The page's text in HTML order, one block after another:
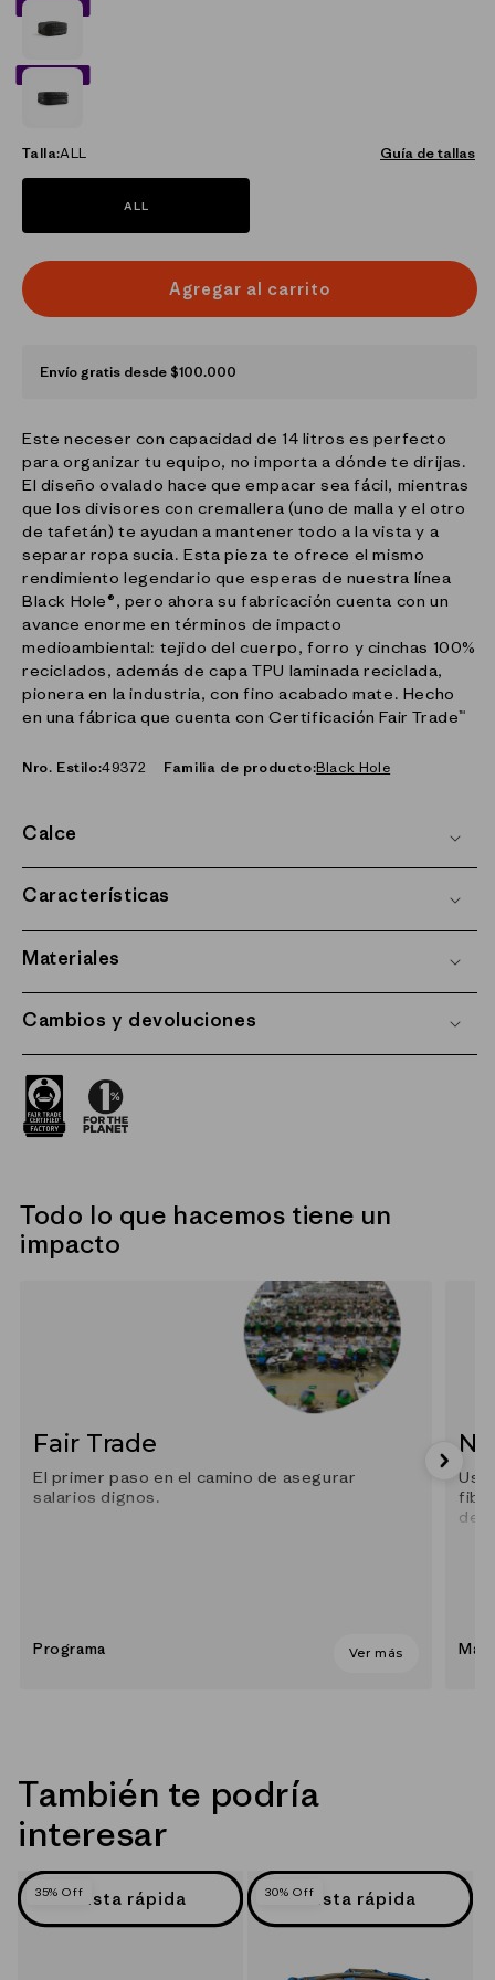
40% OFF
40% OFF
Talla:ALL Guía de tallas
ALL
Agregar al carrito
Envío gratis desde $100.000
Este neceser con capacidad de 14 litros es perfecto
para organizar tu equipo, no importa a dónde te dirijas.
El diseño ovalado hace que empacar sea fácil, mientras
que los divisores con cremallera (uno de malla y el otro
de tafetán) te ayudan a mantener todo a la vista y a
separar ropa sucia. Esta pieza te ofrece el mismo
rendimiento legendario que esperas de nuestra línea
Black Hole®, pero ahora su fabricación cuenta con un
avance enorme en términos de impacto
medioambiental: tejido del cuerpo, forro y cinchas 100%
reciclados, además de capa TPU laminada reciclada,
pionera en la industria, con fino acabado mate. Hecho
en una fábrica que cuenta con Certificación Fair Trade™
Nro. Estilo:49372 Familia de producto:Black Hole
Calce
Características
Materiales
Cambios y devoluciones
Todo lo que hacemos tiene un
impacto
Fair Trade
El primer paso en el camino de asegurar
salarios dignos.
Programa Ver más
También te podría
interesar
35% OffVista rápida 30% OffVista rápida